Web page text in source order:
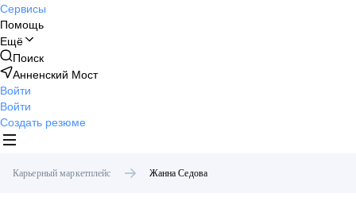
Сервисы
Помощь
Ещё
Поиск
Анненский Мост
Войти
Войти
Создать резюме
Карьерный маркетплейс Жанна Седова